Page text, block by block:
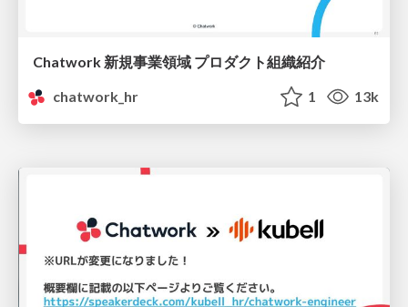
Chatwork 新規事業領域 プロダクト組織紹介
chatwork_hr
1 13k